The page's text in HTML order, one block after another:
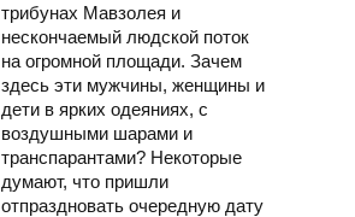
трибунах Мавзолея и
нескончаемый людской поток
на огромной площади. Зачем
здесь эти мужчины, женщины и
дети в ярких одеяниях, с
воздушными шарами и
транспарантами? Некоторые
думают, что пришли
отпраздновать очередную дату